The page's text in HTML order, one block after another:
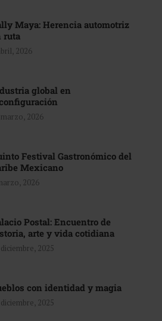
Maya: Herencia automotriz
ruta
2026
global en
marzo, 2026
Festival Gastronómico del
Mexicano
2026
Postal: Encuentro de
arte y vida cotidiana
2025
con identidad y magia
2025